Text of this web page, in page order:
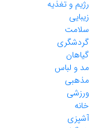
رژیم و تغذیه
زیبایی
سلامت
گردشگری
گیاهان
مد و لباس
مذهبی
ورزشی
خانه
آشپزی